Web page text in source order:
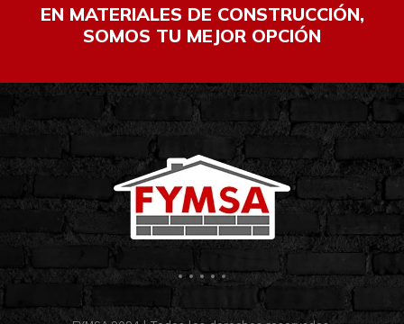
EN MATERIALES DE CONSTRUCCIÓN,
SOMOS TU MEJOR OPCIÓN